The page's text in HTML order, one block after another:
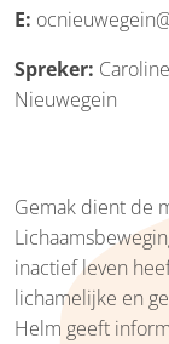
E:
Spreker:
Nieuwegein
Gemak dient de
inactief leven
lichamelijke en
Helm geeft